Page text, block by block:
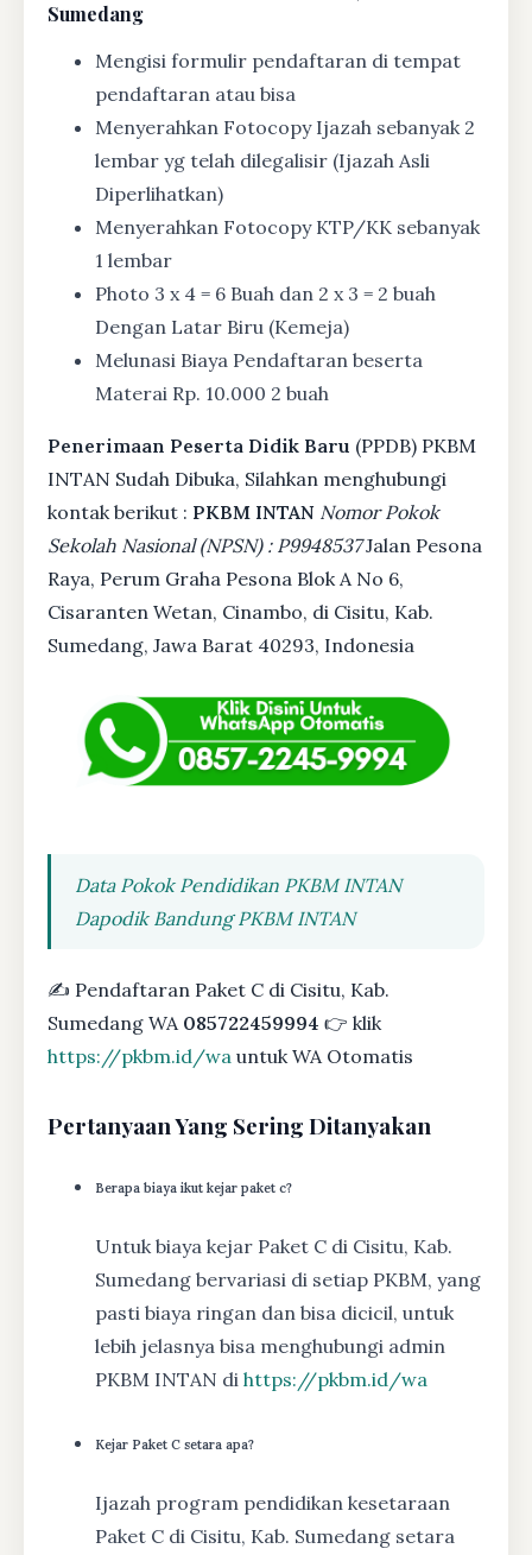
Sumedang
Mengisi formulir pendaftaran di tempat
pendaftaran atau bisa
Menyerahkan Fotocopy Ijazah sebanyak 2
lembar yg telah dilegalisir (Ijazah Asli
Diperlihatkan)
Menyerahkan Fotocopy KTP/KK sebanyak
1 lembar
Photo 3 x 4 = 6 Buah dan 2 x 3 = 2 buah
Dengan Latar Biru (Kemeja)
Melunasi Biaya Pendaftaran beserta
Materai Rp. 10.000 2 buah
Penerimaan Peserta Didik Baru (PPDB) PKBM
INTAN Sudah Dibuka, Silahkan menghubungi
kontak berikut : PKBM INTAN Nomor Pokok
Sekolah Nasional (NPSN) : P9948537Jalan Pesona
Raya, Perum Graha Pesona Blok A No 6,
Cisaranten Wetan, Cinambo, di Cisitu, Kab.
Sumedang, Jawa Barat 40293, Indonesia
Data Pokok Pendidikan PKBM INTAN
Dapodik Bandung PKBM INTAN
✍ Pendaftaran Paket C di Cisitu, Kab.
Sumedang WA 085722459994 👉 klik
https://pkbm.id/wa untuk WA Otomatis
Pertanyaan Yang Sering Ditanyakan
Berapa biaya ikut kejar paket c?
Untuk biaya kejar Paket C di Cisitu, Kab.
Sumedang bervariasi di setiap PKBM, yang
pasti biaya ringan dan bisa dicicil, untuk
lebih jelasnya bisa menghubungi admin
PKBM INTAN di https://pkbm.id/wa
Kejar Paket C setara apa?
Ijazah program pendidikan kesetaraan
Paket C di Cisitu, Kab. Sumedang setara